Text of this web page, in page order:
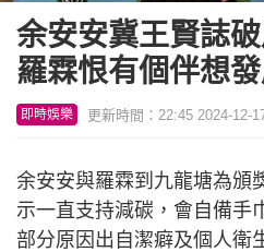
余安安冀王賢誌
羅霖恨有個伴想
即時娛樂 更新時間：22:45 2024-12-
余安安與羅霖到九龍塘為頒
示一直支持減碳，會自備手
部分原因出自潔癖及個人衛